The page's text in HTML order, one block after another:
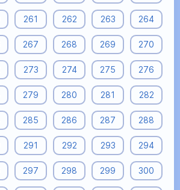
261 262 263 264
267 268 269 270
273 274 275 276
279 280 281 282
285 286 287 288
291 292 293 294
297 298 299 300